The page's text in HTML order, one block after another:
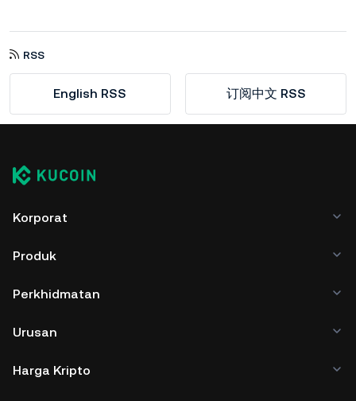
RSS
English RSS 订阅中文 RSS
Korporat
Produk
Perkhidmatan
Urusan
Harga Kripto